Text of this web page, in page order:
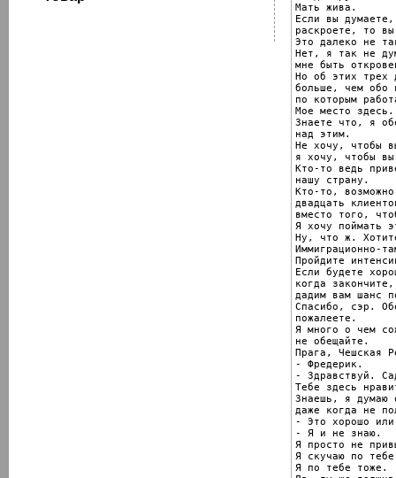
Мать жива.
Если вы
раскроете, то
Это далеко не
Нет, я так не
мне быть
Но об этих трех
больше, чем обо
по которым
Мое место здесь.
Знаете что, я
над этим.
Не хочу, чтобы
я хочу, чтобы
Кто-то ведь
нашу страну.
Кто-то,
двадцать
вместо того,
Я хочу поймать
Ну, что ж.
Иммиграционно-
Пройдите
Если будете
когда закончите,
дадим вам шанс
Спасибо, сэр.
пожалеете.
Я много о чем
не обещайте.
Прага, Чешская
- Фредерик.
- Здравствуй.
Тебе здесь
Знаешь, я думаю
даже когда не
- Это хорошо или
- Я и не знаю.
Я просто не
Я скучаю по
Я по тебе тоже.